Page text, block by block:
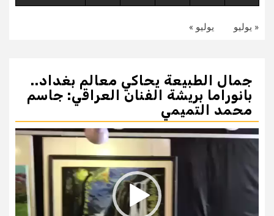
« يوليو يوليو »
جمال الطبيعة يحاكي معالم بغداد..
بانوراما بريشة الفنان العراقي: جاسم
محمد التميمي
مشغل
الفيديو